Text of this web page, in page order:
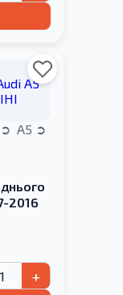
A5
2016
+